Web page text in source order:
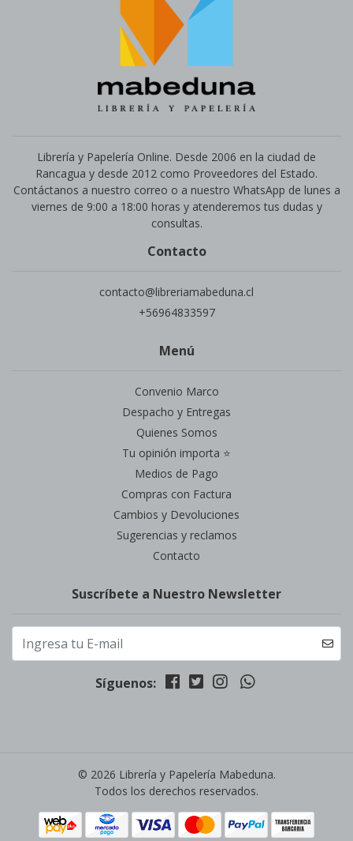
Librería y Papelería Online. Desde 2006 en la ciudad de
Rancagua y desde 2012 como Proveedores del Estado.
Contáctanos a nuestro correo o a nuestro WhatsApp de lunes a
viernes de 9:00 a 18:00 horas y atenderemos tus dudas y
consultas.
Contacto
contacto@libreriamabeduna.cl
+56964833597
Menú
Convenio Marco
Despacho y Entregas
Quienes Somos
Tu opinión importa ⭐
Medios de Pago
Compras con Factura
Cambios y Devoluciones
Sugerencias y reclamos
Contacto
Suscríbete a Nuestro Newsletter
Síguenos:
© 2026 Librería y Papelería Mabeduna.
Todos los derechos reservados.